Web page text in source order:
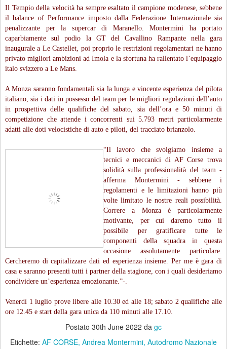
Il Tempio della velocità ha sempre esaltato il campione modenese, sebbene
il balance of Performance imposto dalla Federazione Internazionale sia
penalizzante per la supercar di Maranello. Montermini ha portato
caparbiamente sul podio la GT del Cavallino Rampante nella gara
inaugurale a Le Castellet, poi proprio le restrizioni regolamentari ne hanno
privato migliori ambizioni ad Imola e la sfortuna ha rallentato l’equipaggio
italo svizzero a Le Mans.
A Monza saranno fondamentali sia la lunga e vincente esperienza del pilota
italiano, sia i dati in possesso del team per le migliori regolazioni dell’auto
in prospettiva delle qualifiche del sabato, sia dell’ora e 50 minuti di
competizione che attende i concorrenti sui 5.793 metri particolarmente
adatti alle doti velocistiche di auto e piloti, del tracciato brianzolo.
“Il lavoro che svolgiamo insieme a
tecnici e meccanici di AF Corse trova
solidità sulla professionalità del team -
afferma Montermini - sebbene i
regolamenti e le limitazioni hanno più
volte limitato le nostre reali possibilità.
Correre a Monza è particolarmente
motivante, per cui daremo tutto il
possibile per gratificare tutte le
componenti della squadra in questa
occasione assolutamente particolare.
Cercheremo di capitalizzare dati ed esperienza insieme. Per me è gara di
casa e saranno presenti tutti i partner della stagione, con i quali desideriamo
condividere un’esperienza emozionante.”-.
Venerdì 1 luglio prove libere alle 10.30 ed alle 18; sabato 2 qualifiche alle
ore 12.45 e start della gara unica da 110 minuti alle 17.10.
Postato 30th June 2022 da gc
Etichette: AF CORSE Andrea Montermini Autodromo Nazionale